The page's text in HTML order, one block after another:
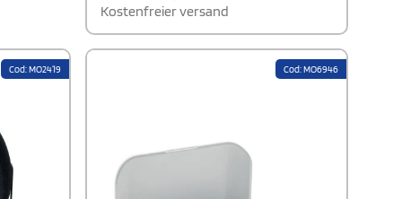
aus
Kostenfreier versand
Cod: MO2419 Cod: MO6946